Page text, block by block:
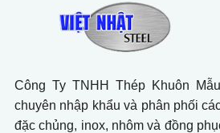
Công Ty TNHH Thép Khuôn
chuyên nhập khẩu và phân phối
đặc chủng, inox, nhôm và đồng